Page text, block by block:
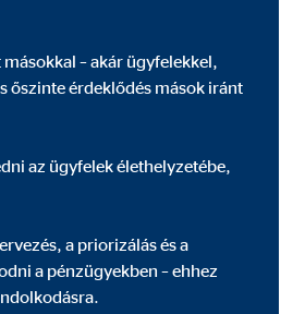
– akár ügyfelekkel,
őszinte érdeklődés mások iránt
az ügyfelek élethelyzetébe,
a priorizálás és a
a pénzügyekben – ehhez